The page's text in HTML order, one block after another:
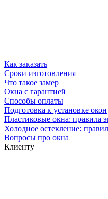
Как заказать
Сроки изготовления
Что такое замер
Окна с гарантией
Способы оплаты
Подготовка к установке окон
Пластиковые окна: правила
Холодное остекление:
Вопросы про окна
Клиенту